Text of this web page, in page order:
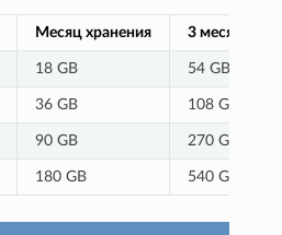
Месяц хранения 3 месяца
18 GB 54 GB
36 GB 108 GB
90 GB 270 GB
180 GB 540 GB